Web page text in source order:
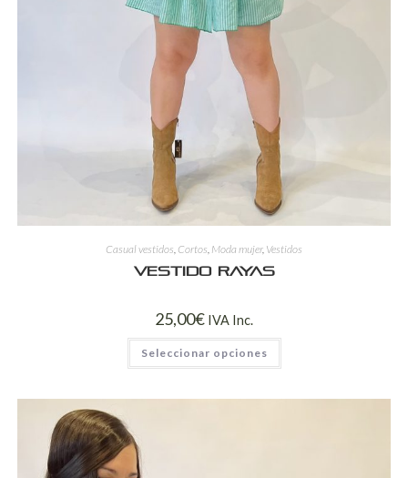
Casual vestidos, Cortos, Moda mujer, Vestidos
Vestido rayas
25,00€ IVA Inc.
Seleccionar opciones